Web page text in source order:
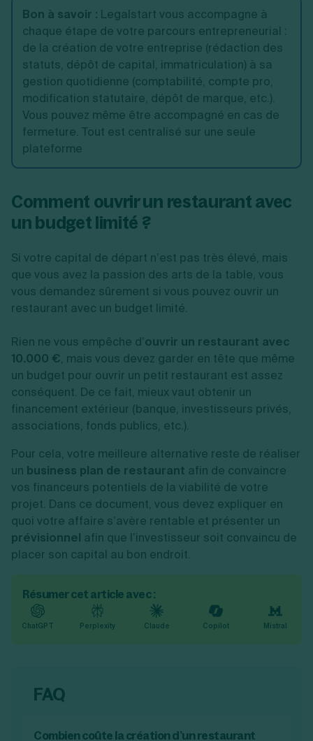
Bon à savoir : Legalstart vous accompagne à
chaque étape de votre parcours entrepreneurial :
de la création de votre entreprise (rédaction des
statuts, dépôt de capital, immatriculation) à sa
gestion quotidienne (comptabilité, compte pro,
modification statutaire, dépôt de marque, etc.).
Vous pouvez même être accompagné en cas de
fermeture. Tout est centralisé sur une seule
plateforme
Comment ouvrir un restaurant avec
un budget limité ?
Si votre capital de départ n’est pas très élevé, mais
que vous avez la passion des arts de la table, vous
vous demandez sûrement si vous pouvez ouvrir un
restaurant avec un budget limité.
Rien ne vous empêche d’ouvrir un restaurant avec
10.000 €, mais vous devez garder en tête que même
un budget pour ouvrir un petit restaurant est assez
conséquent. De ce fait, mieux vaut obtenir un
financement extérieur (banque, investisseurs privés,
associations, fonds publics, etc.).
Pour cela, votre meilleure alternative reste de réaliser
un business plan de restaurant afin de convaincre
vos financeurs potentiels de la viabilité de votre
projet. Dans ce document, vous devez expliquer en
quoi votre affaire s’avère rentable et présenter un
prévisionnel afin que l’investisseur soit convaincu de
placer son capital au bon endroit.
Résumer cet article avec :
ChatGPT Perplexity Claude Copilot Mistral
FAQ
Combien coûte la création d’un restaurant